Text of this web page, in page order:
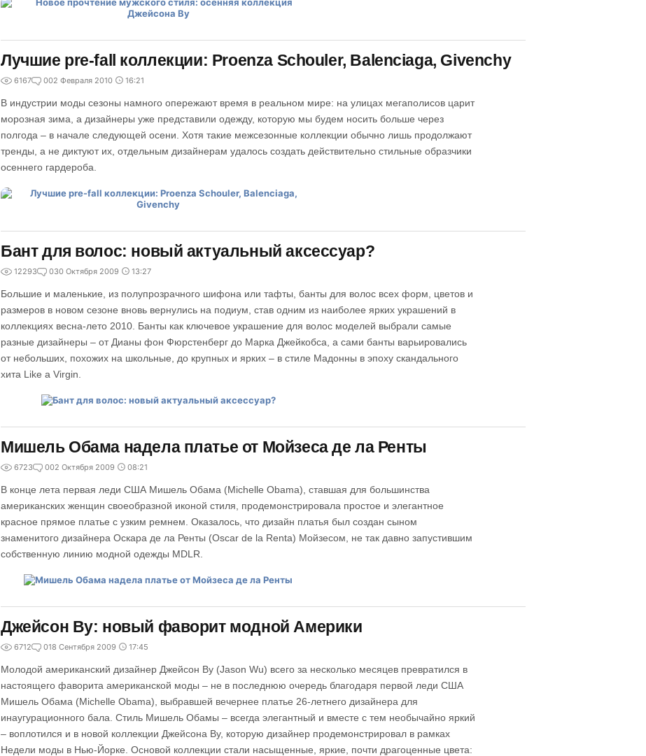
Лучшие pre-fall коллекции: Proenza Schouler, Balenciaga, Givenchy
6167 002 Февраля 2010 16:21
В индустрии моды сезоны намного опережают время в реальном мире: на улицах мегаполисов царит
морозная зима, а дизайнеры уже представили одежду, которую мы будем носить больше через
полгода – в начале следующей осени. Хотя такие межсезонные коллекции обычно лишь продолжают
тренды, а не диктуют их, отдельным дизайнерам удалось создать действительно стильные образчики
осеннего гардероба.
Бант для волос: новый актуальный аксессуар?
12293 030 Октября 2009 13:27
Большие и маленькие, из полупрозрачного шифона или тафты, банты для волос всех форм, цветов и
размеров в новом сезоне вновь вернулись на подиум, став одним из наиболее ярких украшений в
коллекциях весна-лето 2010. Банты как ключевое украшение для волос моделей выбрали самые
разные дизайнеры – от Дианы фон Фюрстенберг до Марка Джейкобса, а сами банты варьировались
от небольших, похожих на школьные, до крупных и ярких – в стиле Мадонны в эпоху скандального
хита Like a Virgin.
Мишель Обама надела платье от Мойзеса де ла Ренты
6723 002 Октября 2009 08:21
В конце лета первая леди США Мишель Обама (Michelle Obama), ставшая для большинства
американских женщин своеобразной иконой стиля, продемонстрировала простое и элегантное
красное прямое платье с узким ремнем. Оказалось, что дизайн платья был создан сыном
знаменитого дизайнера Оскара де ла Ренты (Oscar de la Renta) Мойзесом, не так давно запустившим
собственную линию модной одежды MDLR.
Джейсон Ву: новый фаворит модной Америки
6712 018 Сентября 2009 17:45
Молодой американский дизайнер Джейсон Ву (Jason Wu) всего за несколько месяцев превратился в
настоящего фаворита американской моды – не в последнюю очередь благодаря первой леди США
Мишель Обама (Michelle Obama), выбравшей вечернее платье 26-летнего дизайнера для
инаугурационного бала. Стиль Мишель Обамы – всегда элегантный и вместе с тем необычайно яркий
– воплотился и в новой коллекции Джейсона Ву, которую дизайнер продемонстрировал в рамках
Недели моды в Нью-Йорке. Основой коллекции стали насыщенные, яркие, почти драгоценные цвета: